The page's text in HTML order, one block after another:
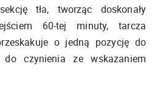
tła, tworząc doskonały
60-tej minuty, tarcza
o jedną pozycję do
czynienia ze wskazaniem